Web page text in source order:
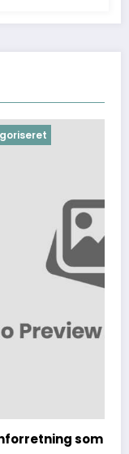
dine nye